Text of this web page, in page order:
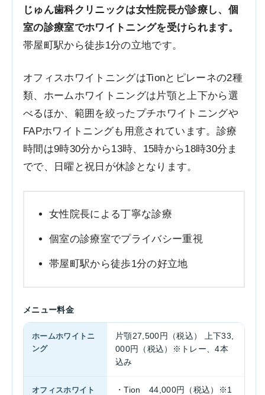
じゅん歯科クリニックは女性院長が診療し、個
室の診療室でホワイトニングを受けられます。
帯屋町駅から徒歩1分の立地です。
オフィスホワイトニングはTionとピレーネの2種
類、ホームホワイトニングは片顎と上下から選
べるほか、範囲を絞ったプチホワイトニングや
FAPホワイトニングも用意されています。診療
時間は9時30分から13時、15時から18時30分ま
でで、日曜と祝日が休診となります。
女性院長による丁寧な診療
個室の診療室でプライバシー重視
帯屋町駅から徒歩1分の好立地
メニュー料金
ホームホワイトニ
ング
片顎27,500円（税込） 上下33,
000円（税込）※トレー、4本
込み
オフィスホワイト
・Tion 44,000円（税込）※1